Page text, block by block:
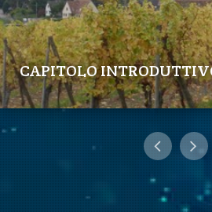
CAPITOLO